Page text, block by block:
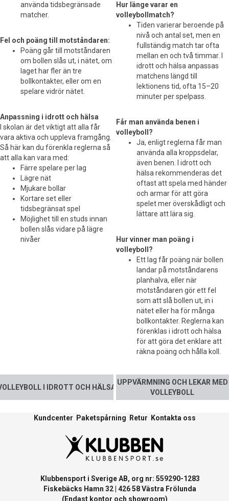
använda tidsbegränsade
matcher.
Fel och poäng till motståndaren:
Poäng går till motståndaren
om bollen slås ut, i nätet, om
laget har fler än tre
bollkontakter, eller om en
spelare vidrör nätet.
Anpassning i idrott och hälsa
I skolan är det viktigt att alla får
vara aktiva och uppleva framgång.
Så här kan du förenkla reglerna så
att alla kan vara med:
Färre spelare per lag
Lägre nät
Mjukare bollar
Kortare set eller
tidsbegränsat spel
Möjlighet till en studs innan
bollen slås vidare på lägre
nivåer
Hur länge varar en
volleybollmatch?
Tiden varierar beroende på
nivå och antal set, men en
fullständig match tar ofta
mellan en och två timmar. I
idrott och hälsa anpassas
matchens längd till
lektionens tid, ofta 15–20
minuter per spelpass.
Får man använda benen i
volleyboll?
Ja, enligt reglerna får man
använda alla kroppsdelar,
även benen. I idrott och
hälsa rekommenderas det
oftast att spela med händer
och armar för att göra
spelet mer överskådligt och
lättare att lära sig.
Hur vinner man poäng i
volleyboll?
Ett lag får poäng när bollen
landar på motståndarens
planhalva, eller när
motståndaren gör ett fel
som att slå bollen ut, in i
nätet eller ha för många
bollkontakter. Reglerna kan
förenklas i idrott och hälsa
för att göra det enklare att
räkna poäng och hålla koll.
I IDROTT OCH HÄLSA
UPPVÄRMNING OCH LEKAR MED
VOLLEYBOLL
Kundcenter Paketspårning Retur Kontakta oss
Klubbensport i Sverige AB, org nr: 559290-1283
Fiskebäcks Hamn 32 | 426 58 Västra Frölunda
(Endast kontor och showroom)